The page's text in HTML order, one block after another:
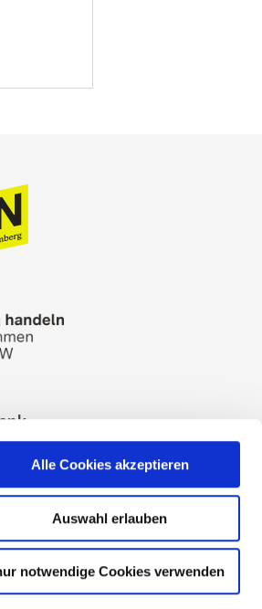
Alle Cookies akzeptieren
Auswahl erlauben
notwendige Cookies verwenden